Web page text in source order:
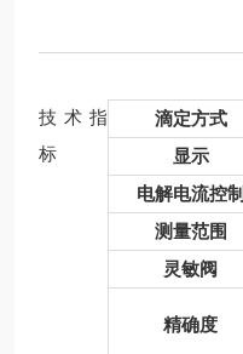
技术指
标
滴定方式
显示
电解电流控制
测量范围
灵敏阀
精确度